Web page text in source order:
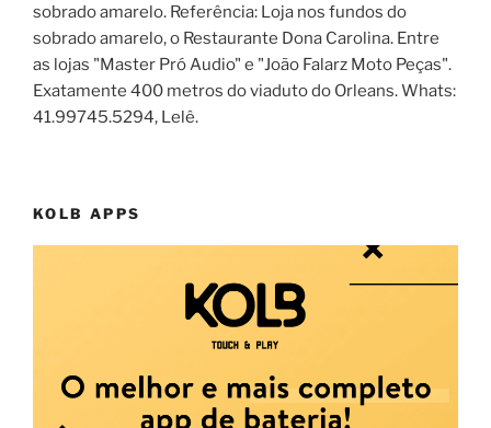
sobrado amarelo. Referência: Loja nos fundos do
sobrado amarelo, o Restaurante Dona Carolina. Entre
as lojas "Master Pró Audio" e "João Falarz Moto Peças".
Exatamente 400 metros do viaduto do Orleans. Whats:
41.99745.5294, Lelê.
KOLB APPS